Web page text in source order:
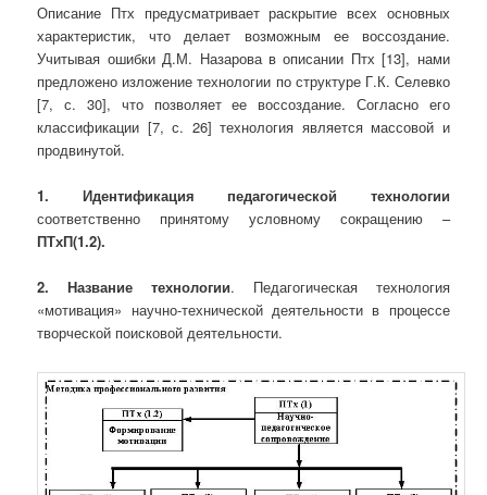
Описание Птх предусматривает раскрытие всех основных
характеристик, что делает возможным ее воссоздание.
Учитывая ошибки Д.М. Назарова в описании Птх [13], нами
предложено изложение технологии по структуре Г.К. Селевко
[7, с. 30], что позволяет ее воссоздание. Согласно его
классификации [7, с. 26] технология является массовой и
продвинутой.
1. Идентификация педагогической технологии
соответственно принятому условному сокращению –
ПТхП(1.2).
2. Название технологии. Педагогическая технология
«мотивация» научно-технической деятельности в процессе
творческой поисковой деятельности.